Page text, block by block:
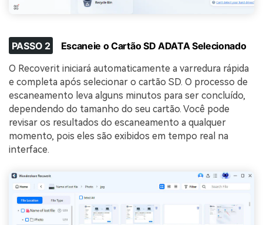
PASSO 2 Escaneie o Cartão SD ADATA Selecionado
O Recoverit iniciará automaticamente a varredura rápida
e completa após selecionar o cartão SD. O processo de
escaneamento leva alguns minutos para ser concluído,
dependendo do tamanho do seu cartão. Você pode
revisar os resultados do escaneamento a qualquer
momento, pois eles são exibidos em tempo real na
interface.